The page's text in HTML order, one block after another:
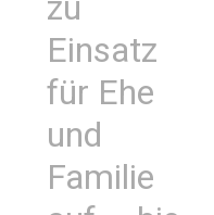
zu
Einsatz
für Ehe
und
Familie